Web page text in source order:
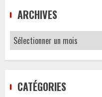
ARCHIVES
Archives
CATÉGORIES